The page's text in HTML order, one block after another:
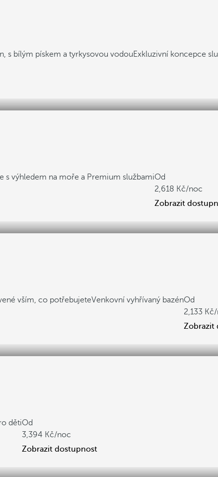
s bílým pískem a tyrkysovou vodouExkluzivní koncepce
s výhledem na moře a Premium službamiOd
2,618
/noc
Zobrazit
vším, co potřebujeteVenkovní vyhřívaný bazénOd
2,133
Zobrazit
dětiOd
3,394
/noc
Zobrazit dostupnost